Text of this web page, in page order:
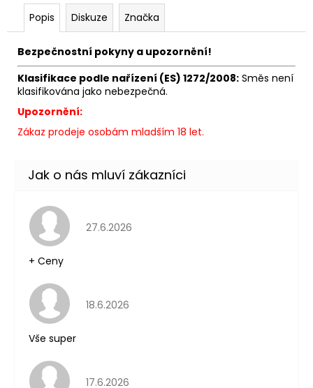
Popis Diskuze Značka
Bezpečnostní pokyny a upozornění!
Klasifikace podle nařízení (ES) 1272/2008: Směs není
klasifikována jako nebezpečná.
Upozornění:
Zákaz prodeje osobám mladším 18 let.
Hodnocení obchodu je 5 z 5 hvězdiček.
27.6.2026
+ Ceny
Hodnocení obchodu je 5 z 5 hvězdiček.
18.6.2026
Vše super
Hodnocení obchodu je 5 z 5 hvězdiček.
17.6.2026
META
MOON
-
20MG
ŽVÝKAČKA,
LIMONÁDA,
LESNÍ
OVOCE
97
Kč
Původně: